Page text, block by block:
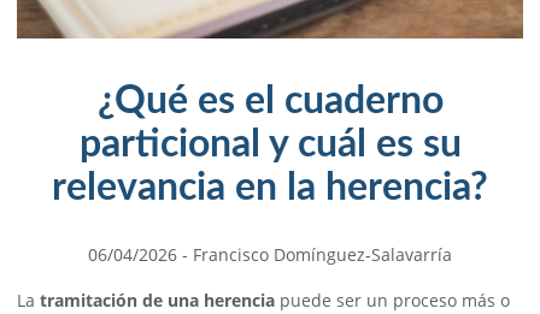
¿Qué es el cuaderno
particional y cuál es su
relevancia en la herencia?
06/04/2026 - Francisco Domínguez-Salavarría
La tramitación de una herencia puede ser un proceso más o